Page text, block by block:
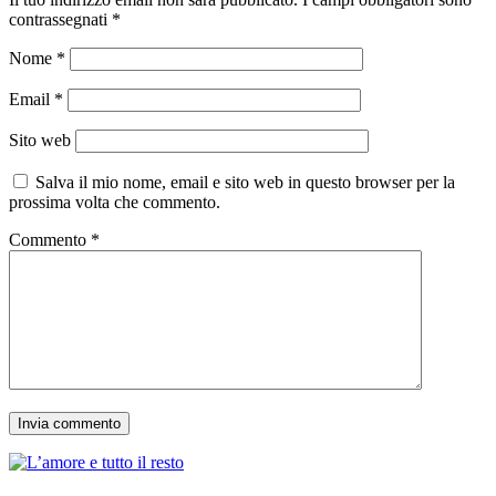
contrassegnati *
Nome *
Email *
Sito web
Salva il mio nome, email e sito web in questo browser per la
prossima volta che commento.
Commento *